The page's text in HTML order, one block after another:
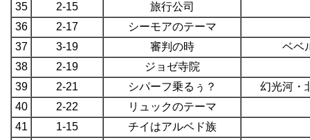
35
2-15
旅行公司
36
2-17
シーモアのテーマ
37
3-19 審判の時
ベベ
38
2-19
ジョゼ寺院
39
2-21 シパーフ乗るぅ？
幻光河・
40
2-22
リュックのテーマ
41
1-15
チイはアルベド族